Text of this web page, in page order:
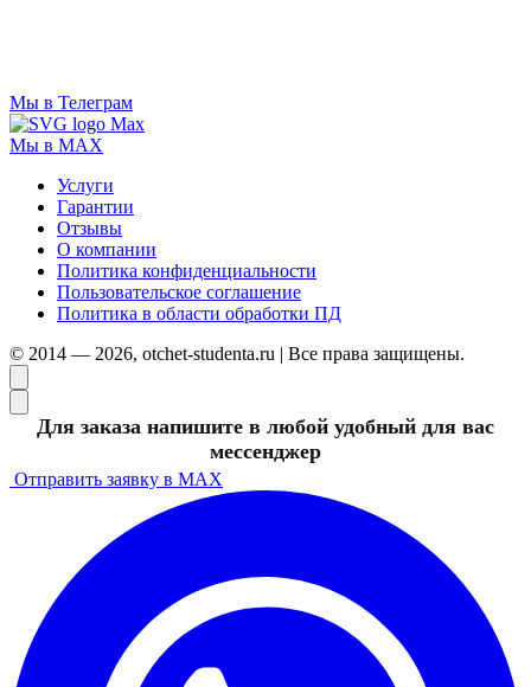
Мы в Телеграм
Мы в MAX
Услуги
Гарантии
Отзывы
О компании
Политика конфиденциальности
Пользовательское соглашение
Политика в области обработки ПД
© 2014 — 2026, otchet-studenta.ru | Все права защищены.
Для заказа напишите в любой удобный для вас
мессенджер
Отправить заявку в MAX